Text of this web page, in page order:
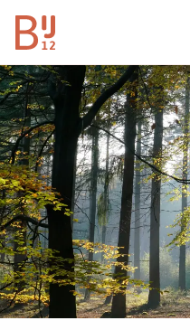
Homepagina